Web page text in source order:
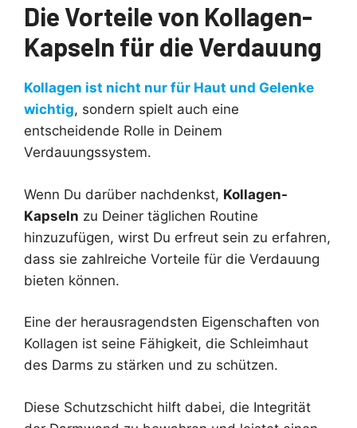
Die Vorteile von Kollagen-
Kapseln für die Verdauung
Kollagen ist nicht nur für Haut und Gelenke
wichtig, sondern spielt auch eine
entscheidende Rolle in Deinem
Verdauungssystem.
Wenn Du darüber nachdenkst, Kollagen-
Kapseln zu Deiner täglichen Routine
hinzuzufügen, wirst Du erfreut sein zu erfahren,
dass sie zahlreiche Vorteile für die Verdauung
bieten können.
Eine der herausragendsten Eigenschaften von
Kollagen ist seine Fähigkeit, die Schleimhaut
des Darms zu stärken und zu schützen.
Diese Schutzschicht hilft dabei, die Integrität